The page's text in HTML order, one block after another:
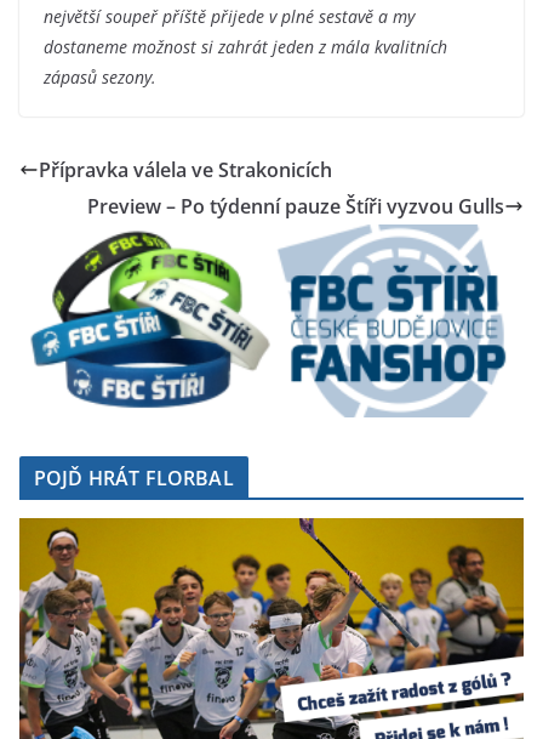
největší soupeř příště přijede v plné sestavě a my
dostaneme možnost si zahrát jeden z mála kvalitních
zápasů sezony.
Přípravka válela ve Strakonicích
Preview – Po týdenní pauze Štíři vyzvou Gulls
POJĎ HRÁT FLORBAL